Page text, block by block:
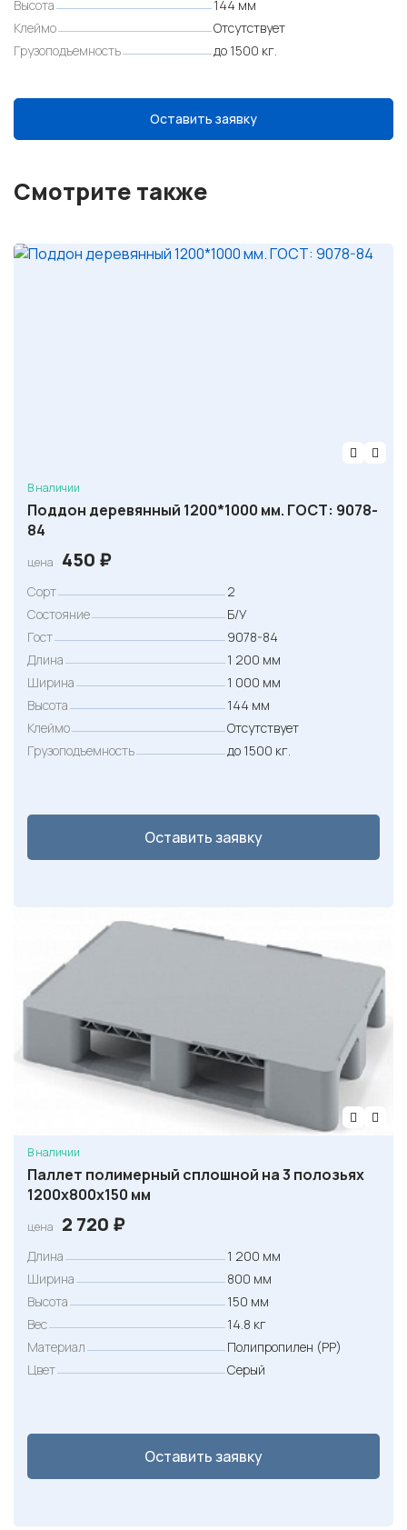
Высота
144 мм
Клеймо
Отсутствует
Грузоподъемность
до 1500 кг.
Оставить заявку
Смотрите также
В наличии
Поддон деревянный 1200*1000 мм. ГОСТ: 9078-
84
цена 450 ₽
Сорт
2
Состояние
Б/У
Гост
9078-84
Длина
1 200 мм
Ширина
1 000 мм
Высота
144 мм
Клеймо
Отсутствует
Грузоподъемность
до 1500 кг.
Оставить заявку
В наличии
Паллет полимерный сплошной на 3 полозьях
1200х800х150 мм
цена 2 720 ₽
Длина
1 200 мм
Ширина
800 мм
Высота
150 мм
Вес
14.8 кг
Материал
Полипропилен (PP)
Цвет
Серый
Оставить заявку